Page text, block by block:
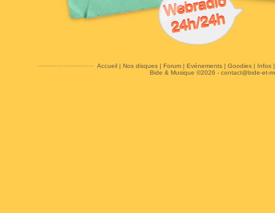
Accueil| Nos disques| Forum| Evénements| Goodies| Infos
Bide & Musique ©2026 - contact@bide-et-